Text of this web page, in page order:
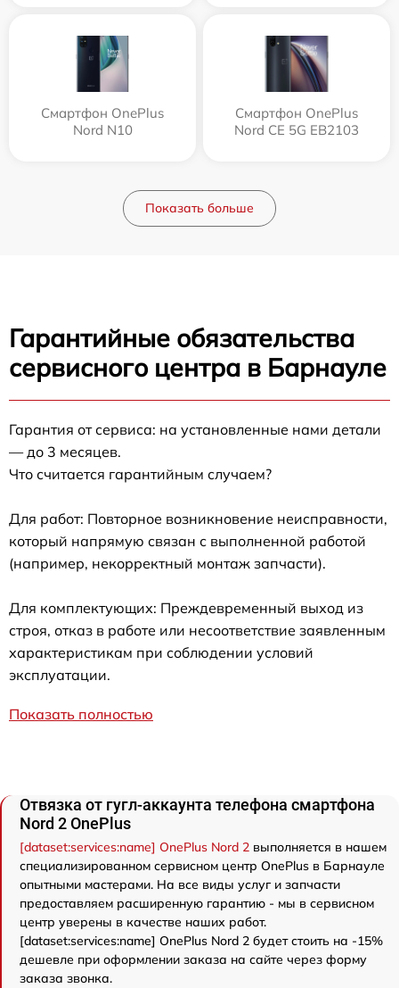
Смартфон OnePlus
Nord N10
Смартфон OnePlus
Nord CE 5G EB2103
Показать больше
Гарантийные обязательства
сервисного центра в Барнауле
Гарантия от сервиса: на установленные нами детали
— до 3 месяцев.
Что считается гарантийным случаем?
Для работ: Повторное возникновение неисправности,
который напрямую связан с выполненной работой
(например, некорректный монтаж запчасти).
Для комплектующих: Преждевременный выход из
строя, отказ в работе или несоответствие заявленным
характеристикам при соблюдении условий
эксплуатации.
Показать полностью
Отвязка от гугл-аккаунта телефона смартфона
Nord 2 OnePlus
[dataset:services:name] OnePlus Nord 2 выполняется в нашем
специализированном сервисном центр OnePlus в Барнауле
опытными мастерами. На все виды услуг и запчасти
предоставляем расширенную гарантию - мы в сервисном
центр уверены в качестве наших работ.
[dataset:services:name] OnePlus Nord 2 будет стоить на -15%
дешевле при оформлении заказа на сайте через форму
заказа звонка.